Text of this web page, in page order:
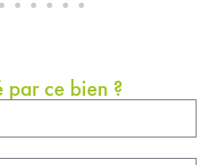
par ce bien ?